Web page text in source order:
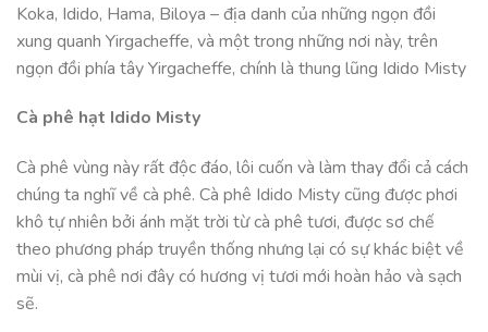
Koka, Idido, Hama, Biloya – địa danh của những ngọn đồi
xung quanh Yirgacheffe, và một trong những nơi này, trên
ngọn đồi phía tây Yirgacheffe, chính là thung lũng Idido Misty
Cà phê hạt Idido Misty
Cà phê vùng này rất độc đáo, lôi cuốn và làm thay đổi cả cách
chúng ta nghĩ về cà phê. Cà phê Idido Misty cũng được phơi
khô tự nhiên bởi ánh mặt trời từ cà phê tươi, được sơ chế
theo phương pháp truyền thống nhưng lại có sự khác biệt về
mùi vị, cà phê nơi đây có hương vị tươi mới hoàn hảo và sạch
sẽ.